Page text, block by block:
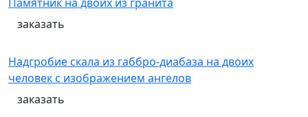
заказать
Надгробие скала из габбро-диабаза на двоих
человек с изображением ангелов
заказать